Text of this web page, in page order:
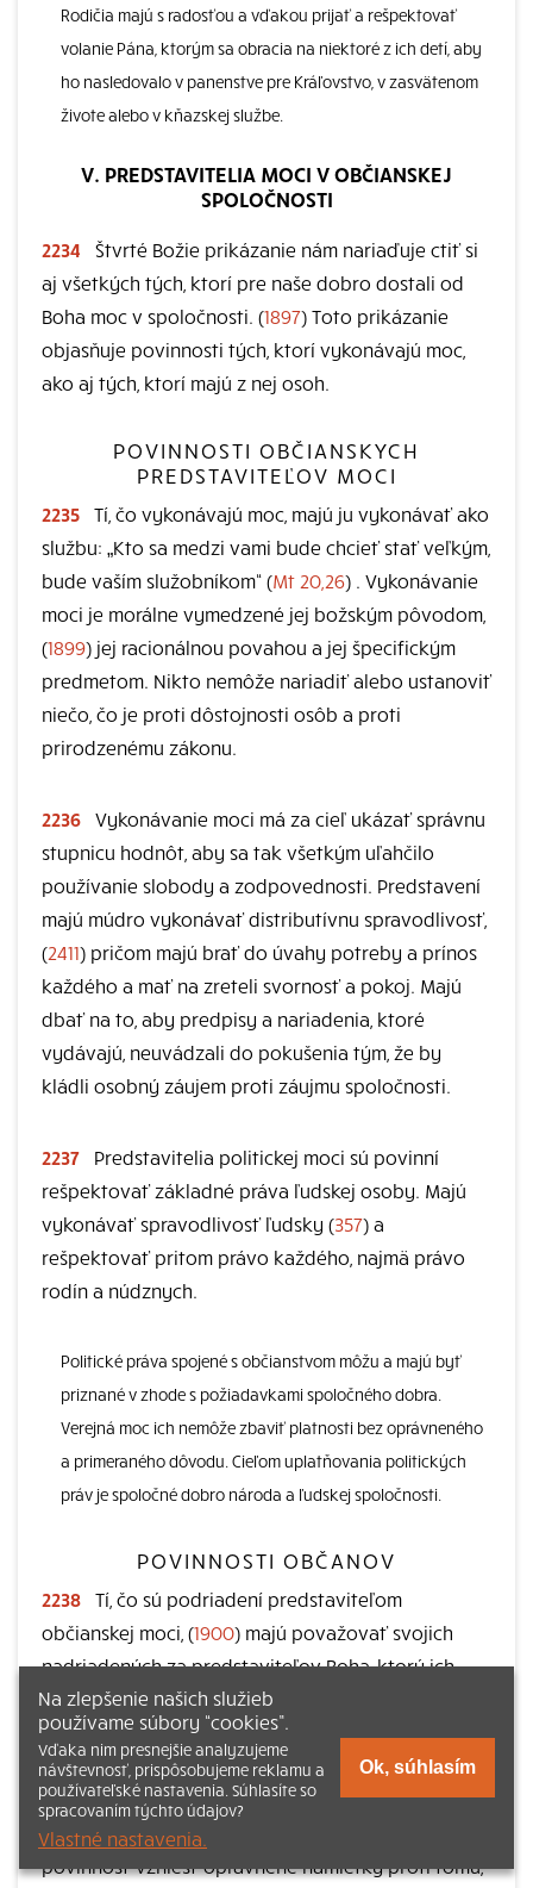
Rodičia majú s radosťou a vďakou prijať a rešpektovať
volanie Pána, ktorým sa obracia na niektoré z ich detí, aby
ho nasledovalo v panenstve pre Kráľovstvo, v zasvätenom
živote alebo v kňazskej službe.
V. PREDSTAVITELIA MOCI V OBČIANSKEJ
SPOLOČNOSTI
2234
Štvrté Božie prikázanie nám nariaďuje ctiť si
aj všetkých tých, ktorí pre naše dobro dostali od
Boha moc v spoločnosti. (1897) Toto prikázanie
objasňuje povinnosti tých, ktorí vykonávajú moc,
ako aj tých, ktorí majú z nej osoh.
POVINNOSTI OBČIANSKYCH
PREDSTAVITEĽOV MOCI
2235 Tí, čo vykonávajú moc, majú ju vykonávať ako
službu: „Kto sa medzi vami bude chcieť stať veľkým,
bude vaším služobníkom“ (Mt 20,26) . Vykonávanie
moci je morálne vymedzené jej božským pôvodom,
(1899) jej racionálnou povahou a jej špecifickým
predmetom. Nikto nemôže nariadiť alebo ustanoviť
niečo, čo je proti dôstojnosti osôb a proti
prirodzenému zákonu.
2236 Vykonávanie moci má za cieľ ukázať správnu
stupnicu hodnôt, aby sa tak všetkým uľahčilo
používanie slobody a zodpovednosti. Predstavení
majú múdro vykonávať distributívnu spravodlivosť,
(2411) pričom majú brať do úvahy potreby a prínos
každého a mať na zreteli svornosť a pokoj. Majú
dbať na to, aby predpisy a nariadenia, ktoré
vydávajú, neuvádzali do pokušenia tým, že by
kládli osobný záujem proti záujmu spoločnosti.
2237
Predstavitelia politickej moci sú povinní
rešpektovať základné práva ľudskej osoby. Majú
vykonávať spravodlivosť ľudsky (357) a
rešpektovať pritom právo každého, najmä právo
rodín a núdznych.
Politické práva spojené s občianstvom môžu a majú byť
priznané v zhode s požiadavkami spoločného dobra.
Verejná moc ich nemôže zbaviť platnosti bez oprávneného
a primeraného dôvodu. Cieľom uplatňovania politických
práv je spoločné dobro národa a ľudskej spoločnosti.
POVINNOSTI OBČANOV
2238 Tí, čo sú podriadení predstaviteľom
občianskej moci, (1900) majú považovať svojich
nadriadených za predstaviteľov Boha, ktorý ich
ustanovil za správcov svojich darov: „Kvôli Pánovi
sa podriaďujte každej ľudskej ustanovizni… ako
slobodní, ale nie takí, čo slobodu majú za prikrývku
zloby, ale ako Boží služobníci“ (1Pt 2,13.16) . Lojálna
spolupráca občanov zahŕňa právo a niekedy aj
povinnosť vzniesť oprávnené námietky proti tomu,
Na zlepšenie našich služieb
používame súbory “cookies”.
Vďaka nim presnejšie analyzujeme
návštevnosť, prispôsobujeme reklamu a
používateľské nastavenia. Súhlasíte so
spracovaním týchto údajov?
Vlastné nastavenia.
Ok, súhlasím